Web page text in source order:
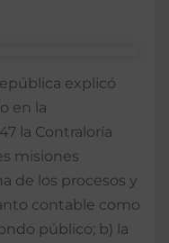
explicó
en la
la Contraloría
misiones
de los procesos y
contable como
público; b) la